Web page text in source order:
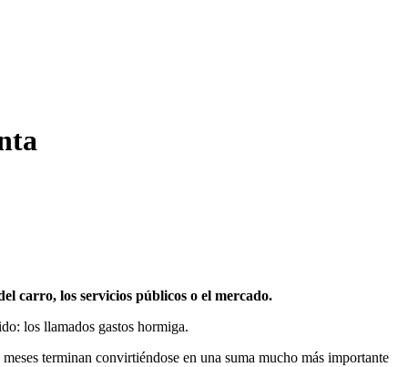
carro, los servicios públicos o el mercado.
los llamados gastos hormiga.
terminan convirtiéndose en una suma mucho más importante